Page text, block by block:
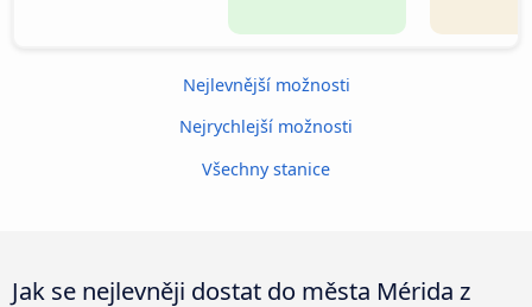
Nejlevnější možnosti
Nejrychlejší možnosti
Všechny stanice
Jak se nejlevněji dostat do města Mérida z